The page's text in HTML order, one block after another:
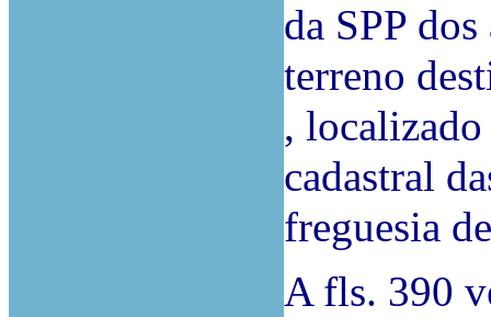
da SPP
terreno
,
cadastral
freguesia
A fls. 390